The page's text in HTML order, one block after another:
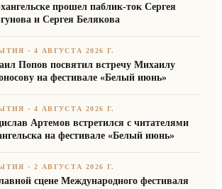
прошел паблик-ток Сергея
и Сергея Белякова
·4 АВГУСТА 2026 Г.
Попов посвятил встречу Михаилу
на фестивале «Белый июнь»
·4 АВГУСТА 2026 Г.
Артемов встретился с читателями
на фестивале «Белый июнь»
·2 АВГУСТА 2026 Г.
сцене Международного фестиваля